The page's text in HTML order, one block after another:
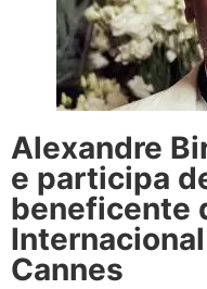
Alexandre
e participa
beneficente
Cannes